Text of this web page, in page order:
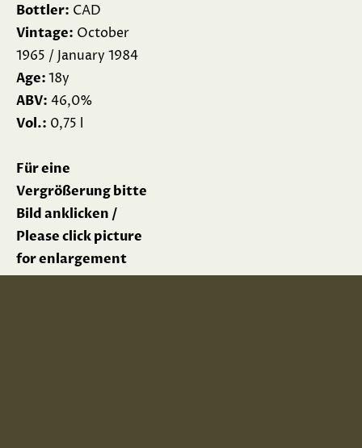
Bottler: CAD
Vintage: October
1965 / January 1984
Age:18y
ABV: 46,0%
Vol.: 0,75 l
Für eine
Vergrößerung bitte
Bild anklicken /
Please click picture
for enlargement